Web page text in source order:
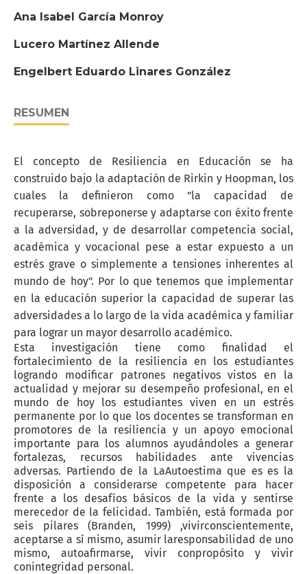
Ana Isabel García Monroy
Lucero Martínez Allende
Engelbert Eduardo Linares González
RESUMEN
El concepto de Resiliencia en Educación se ha
construido bajo la adaptación de Rirkin y Hoopman, los
cuales la definieron como "la capacidad de
recuperarse, sobreponerse y adaptarse con éxito frente
a la adversidad, y de desarrollar competencia social,
académica y vocacional pese a estar expuesto a un
estrés grave o simplemente a tensiones inherentes al
mundo de hoy". Por lo que tenemos que implementar
en la educación superior la capacidad de superar las
adversidades a lo largo de la vida académica y familiar
para lograr un mayor desarrollo académico.
Esta investigación tiene como finalidad el
fortalecimiento de la resiliencia en los estudiantes
logrando modificar patrones negativos vistos en la
actualidad y mejorar su desempeño profesional, en el
mundo de hoy los estudiantes viven en un estrés
permanente por lo que los docentes se transforman en
promotores de la resiliencia y un apoyo emocional
importante para los alumnos ayudándoles a generar
fortalezas, recursos habilidades ante vivencias
adversas. Partiendo de la LaAutoestima que es es la
disposición a considerarse competente para hacer
frente a los desafíos básicos de la vida y sentirse
merecedor de la felicidad. También, está formada por
seis pilares (Branden, 1999) ,vivirconscientemente,
aceptarse a sí mismo, asumir laresponsabilidad de uno
mismo, autoafirmarse, vivir conpropósito y vivir
conintegridad personal.